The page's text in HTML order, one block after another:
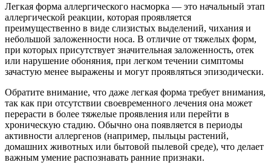
Легкая форма аллергического насморка — это начальный этап
аллергической реакции, которая проявляется
преимущественно в виде слизистых выделений, чихания и
небольшой заложенности носа. В отличие от тяжелых форм,
при которых присутствует значительная заложенность, отек
или нарушение обоняния, при легком течении симптомы
зачастую менее выражены и могут проявляться эпизодически.
Обратите внимание, что даже легкая форма требует внимания,
так как при отсутствии своевременного лечения она может
перерасти в более тяжелые проявления или перейти в
хроническую стадию. Обычно она появляется в периоды
активности аллергенов (например, пыльцы растений,
домашних животных или бытовой пылевой среде), что делает
важным умение распознавать ранние признаки.